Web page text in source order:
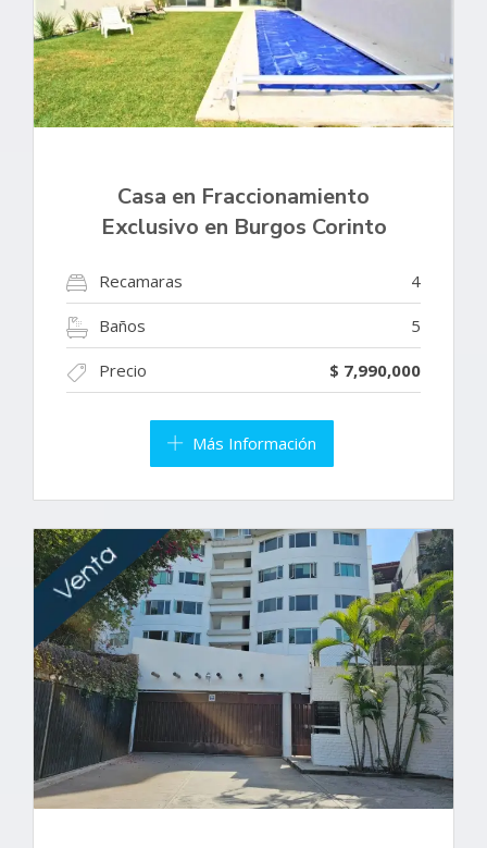
Casa en Fraccionamiento
Exclusivo en Burgos Corinto
Recamaras 4
Baños 5
Precio $ 7,990,000
Más Información